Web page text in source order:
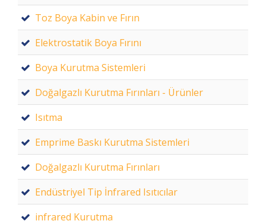
Toz Boya Kabin ve Fırın
Elektrostatik Boya Fırını
Boya Kurutma Sistemleri
Doğalgazlı Kurutma Fırınları - Ürünler
Isıtma
Emprime Baskı Kurutma Sistemleri
Doğalgazlı Kurutma Fırınları
Endüstriyel Tip İnfrared Isıtıcılar
infrared Kurutma